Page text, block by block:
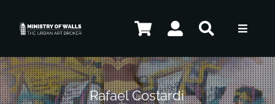
Inhalt
Toggle
Künstler
Rafael Costardi